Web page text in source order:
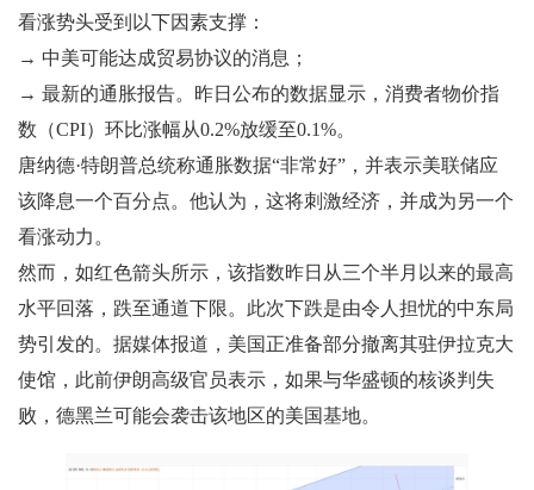
看涨势头受到以下因素支撑：
→ 中美可能达成贸易协议的消息；
→ 最新的通胀报告。昨日公布的数据显示，消费者物价指
数（CPI）环比涨幅从0.2%放缓至0.1%。
唐纳德·特朗普总统称通胀数据“非常好”，并表示美联储应
该降息一个百分点。他认为，这将刺激经济，并成为另一个
看涨动力。
然而，如红色箭头所示，该指数昨日从三个半月以来的最高
水平回落，跌至通道下限。此次下跌是由令人担忧的中东局
势引发的。据媒体报道，美国正准备部分撤离其驻伊拉克大
使馆，此前伊朗高级官员表示，如果与华盛顿的核谈判失
败，德黑兰可能会袭击该地区的美国基地。